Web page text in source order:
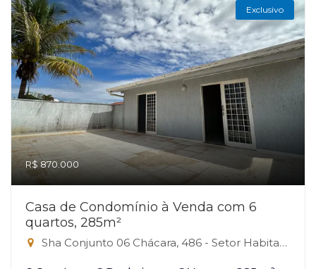
Exclusivo
R$ 870.000
Casa de Condomínio à Venda com 6
quartos, 285m²
Sha Conjunto 06 Chácara, 486 - Setor Habitacional Arniqueira, Brasília-DF